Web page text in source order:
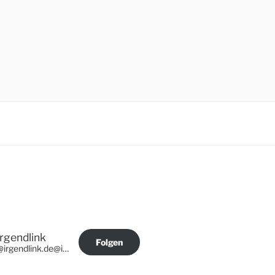
@irgendlink.de@irgendlink.de
Folgen